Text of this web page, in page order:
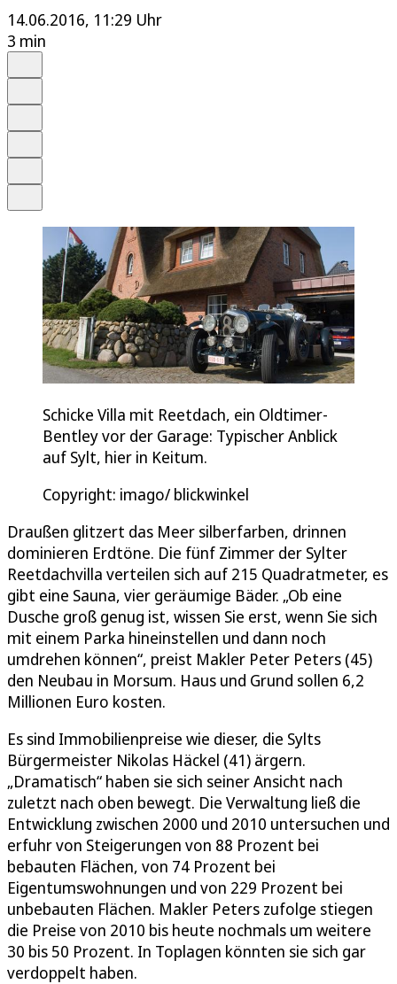
14.06.2016, 11:29 Uhr
3 min
Schicke Villa mit Reetdach, ein Oldtimer-
Bentley vor der Garage: Typischer Anblick
auf Sylt, hier in Keitum.
Copyright: imago/ blickwinkel
Draußen glitzert das Meer silberfarben, drinnen
dominieren Erdtöne. Die fünf Zimmer der Sylter
Reetdachvilla verteilen sich auf 215 Quadratmeter, es
gibt eine Sauna, vier geräumige Bäder. „Ob eine
Dusche groß genug ist, wissen Sie erst, wenn Sie sich
mit einem Parka hineinstellen und dann noch
umdrehen können“, preist Makler Peter Peters (45)
den Neubau in Morsum. Haus und Grund sollen 6,2
Millionen Euro kosten.
Es sind Immobilienpreise wie dieser, die Sylts
Bürgermeister Nikolas Häckel (41) ärgern.
„Dramatisch“ haben sie sich seiner Ansicht nach
zuletzt nach oben bewegt. Die Verwaltung ließ die
Entwicklung zwischen 2000 und 2010 untersuchen und
erfuhr von Steigerungen von 88 Prozent bei
bebauten Flächen, von 74 Prozent bei
Eigentumswohnungen und von 229 Prozent bei
unbebauten Flächen. Makler Peters zufolge stiegen
die Preise von 2010 bis heute nochmals um weitere
30 bis 50 Prozent. In Toplagen könnten sie sich gar
verdoppelt haben.